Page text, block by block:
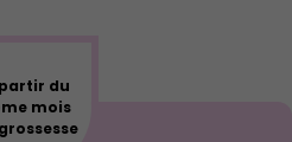
du
mois